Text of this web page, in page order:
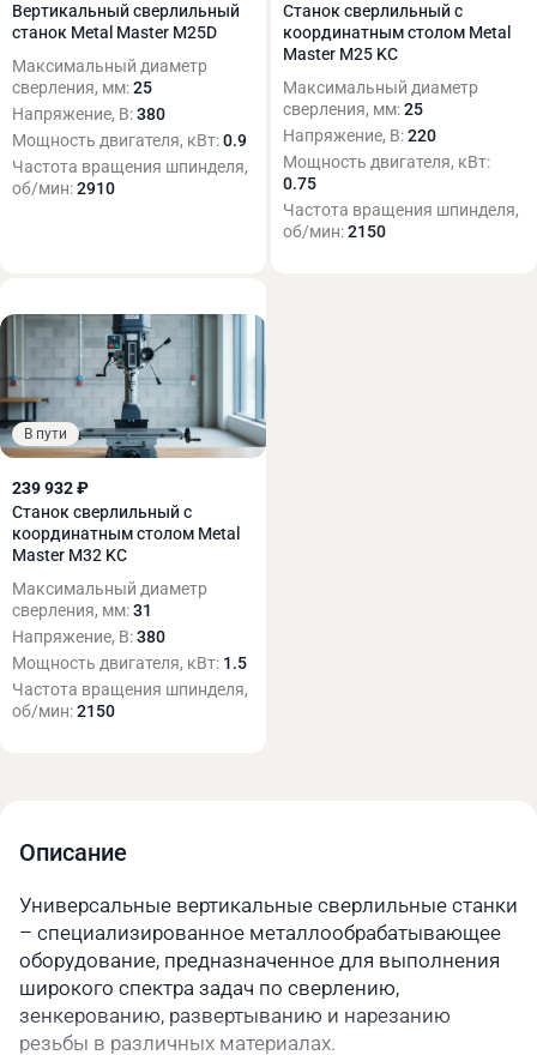
Вертикальный сверлильный
станок Metal Master M25D
Максимальный диаметр
сверления, мм:25
Напряжение, В:380
Мощность двигателя, кВт:0.9
Частота вращения шпинделя,
об/мин:2910
Станок сверлильный с
координатным столом Metal
Master M25 KC
Максимальный диаметр
сверления, мм:25
Напряжение, В:220
Мощность двигателя, кВт:
0.75
Частота вращения шпинделя,
об/мин:2150
В пути
239 932 ₽
Станок сверлильный с
координатным столом Metal
Master M32 KC
Максимальный диаметр
сверления, мм:31
Напряжение, В:380
Мощность двигателя, кВт: 1.5
Частота вращения шпинделя,
об/мин:2150
Описание
Универсальные вертикальные сверлильные станки
– специализированное металлообрабатывающее
оборудование, предназначенное для выполнения
широкого спектра задач по сверлению,
зенкерованию, развертыванию и нарезанию
резьбы в различных материалах.